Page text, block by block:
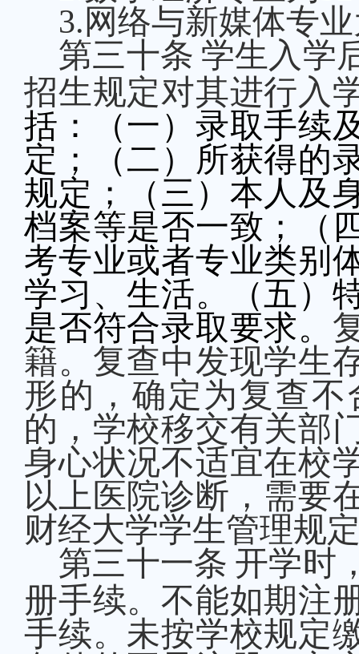
3.网络与新媒体专
第三十条 学生入学
招生规定对其进行入
括：（一）录取手续
定；（二）所获得的
规定；（三）本人及
档案等是否一致；（
考专业或者专业类别
学习、生活。（五）
是否符合录取要求。
籍。复查中发现学生
形的，确定为复查
的，学校移交有关部
身心状况不适宜在校
以上医院诊断，需要
财经大学学生管理规
第三十一条 开学时
册手续。不能如期注
手续。未按学校规定